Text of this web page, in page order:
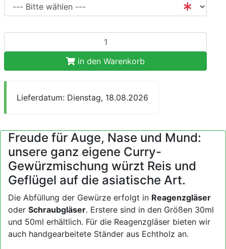
in den Warenkorb
Lieferdatum: Dienstag, 18.08.2026
Freude für Auge, Nase und Mund:
unsere ganz eigene Curry-
Gewürzmischung würzt Reis und
Geflügel auf die asiatische Art.
Die Abfüllung der Gewürze erfolgt in Reagenzgläser
oder Schraubgläser. Erstere sind in den Größen 30ml
und 50ml erhältlich. Für die Reagenzgläser bieten wir
auch handgearbeitete Ständer aus Echtholz an.